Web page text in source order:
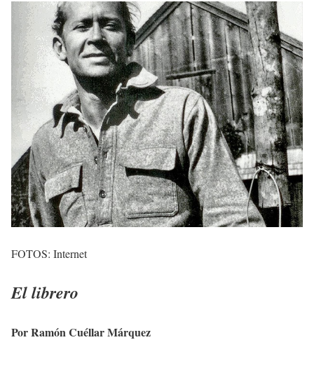
FOTOS: Internet
El librero
Por Ramón Cuéllar Márquez